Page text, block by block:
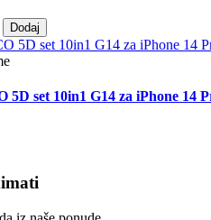
Dodaj
5D set 10in1 G14 za iPhone 14